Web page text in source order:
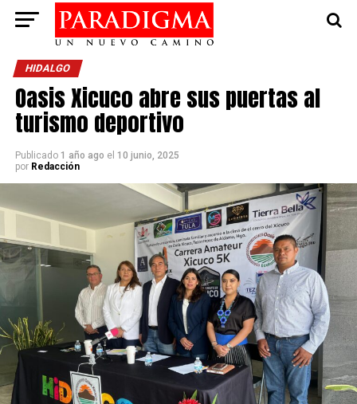
HIDALGO
Oasis Xicuco abre sus puertas al
turismo deportivo
Publicado 1 año ago el 10 junio, 2025
por Redacción